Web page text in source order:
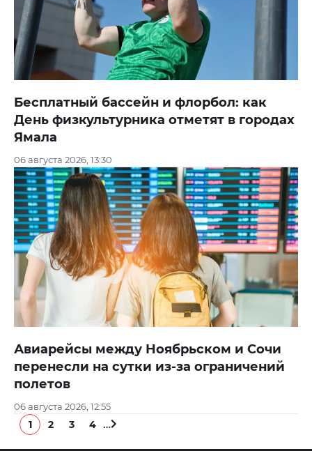
Бесплатный бассейн и флорбол: как
День физкультурника отметят в городах
Ямала
06 августа 2026, 13:30
Авиарейсы между Ноябрьском и Сочи
перенесли на сутки из-за ограничений
полетов
06 августа 2026, 12:55
1 2 3 4 …